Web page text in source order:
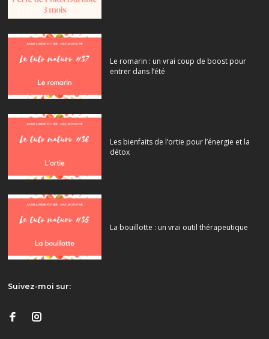
Le romarin : un vrai coup de boost pour
entrer dans l’été
Les bienfaits de l’ortie pour l’énergie et la
détox
La bouillotte : un vrai outil thérapeutique
Suivez-moi sur: